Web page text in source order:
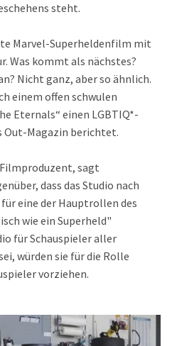
steht.
Marvel-Superheldenfilm mit
Was kommt als nächstes?
Nicht ganz, aber so ähnlich.
einem offen schwulen
Eternals“ einen LGBTIQ*-
Out-Magazin berichtet.
sagt
dass das Studio nach
eine der Hauptrollen des
wie ein Superheld"
für Schauspieler aller
würden sie für die Rolle
vorziehen.